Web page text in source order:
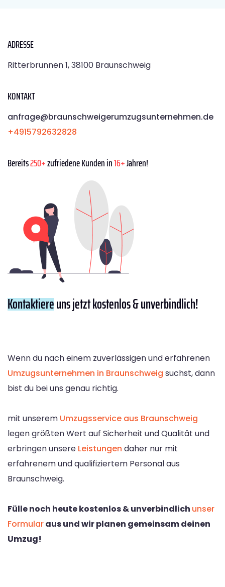
ADRESSE
Ritterbrunnen 1, 38100 Braunschweig
KONTAKT
anfrage@braunschweigerumzugsunternehmen.de
+4915792632828
Bereits250+zufriedene Kunden in16+Jahren!
Kontaktiereuns jetzt kostenlos & unverbindlich!
Wenn du nach einem zuverlässigen und erfahrenen
Umzugsunternehmen in Braunschweig suchst, dann
bist du bei uns genau richtig.
mit unserem Umzugsservice aus Braunschweig
legen größten Wert auf Sicherheit und Qualität und
erbringen unsere Leistungen daher nur mit
erfahrenem und qualifiziertem Personal aus
Braunschweig.
Fülle noch heute kostenlos & unverbindlich unser
Formularaus und wir planen gemeinsam deinen
Umzug!